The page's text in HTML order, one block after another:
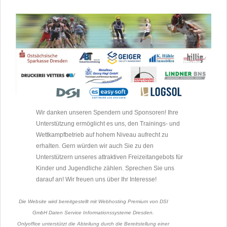
Eilenburg[Anmelden]
Empfohlen alle
05. bis 06.09.2026RS
Rollski-Run
Empfohlen (Biathlon)
Wir danken unseren Spendern und Sponsoren! Ihre
Unterstützung ermöglicht es uns, den Trainings- und
Wettkampfbetrieb auf hohem Niveau aufrecht zu
erhalten. Gern würden wir auch Sie zu den
Unterstützern unseres attraktiven Freizeitangebots für
Kinder und Jugendliche zählen. Sprechen Sie uns
darauf an! Wir freuen uns über Ihr Interesse!
Die Website wird bereitgestellt mit Webhosting Premium von DSI
GmbH Daten Service Informationssysteme Dresden.
Onlyoffice unterstützt die Abteilung durch die Bereitstellung einer